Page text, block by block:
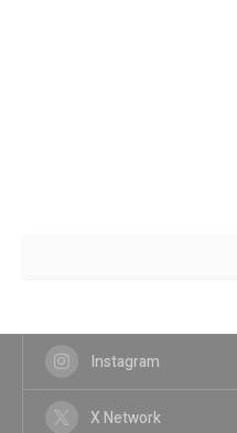
Instagram
X Network